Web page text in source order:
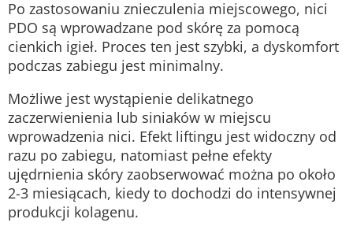
Po zastosowaniu znieczulenia miejscowego, nici
PDO są wprowadzane pod skórę za pomocą
cienkich igieł. Proces ten jest szybki, a dyskomfort
podczas zabiegu jest minimalny.
Możliwe jest wystąpienie delikatnego
zaczerwienienia lub siniaków w miejscu
wprowadzenia nici. Efekt liftingu jest widoczny od
razu po zabiegu, natomiast pełne efekty
ujędrnienia skóry zaobserwować można po około
2-3 miesiącach, kiedy to dochodzi do intensywnej
produkcji kolagenu.